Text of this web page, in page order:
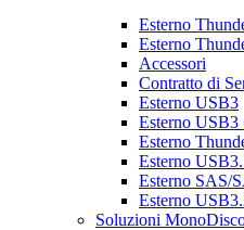
Esterno
Esterno
Accessori
Contratto di
Esterno USB3
Esterno USB3
Esterno
Esterno
Esterno SAS/
Esterno
Soluzioni